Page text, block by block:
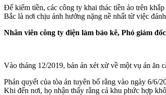
Để kiếm tiền, các công ty khai thác tiền ảo trên
Bắc là nơi chịu ảnh hưởng nặng nề nhất từ việc
Nhân viên công ty điện làm bảo kê, Phó giám
Vào tháng 12/2019, bản án xét xử về một vụ án ăn
Phán quyết của tòa án tuyên bố rằng vào ngày 6/6/
Khi đến nơi, họ nhận thấy rằng cả khu phức hợp